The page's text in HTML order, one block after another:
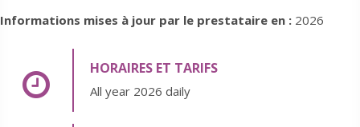
Informations mises à jour par le prestataire en : 2026
HORAIRES ET TARIFS
All year 2026 daily